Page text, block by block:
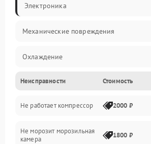
Электроника
Механические повреждения
Охлаждение
Механика
Электропитание
Дренаж
Неисправности Стоимость
Не работает компрессор 2000 ₽
Не морозит морозильная
камера
1800 ₽